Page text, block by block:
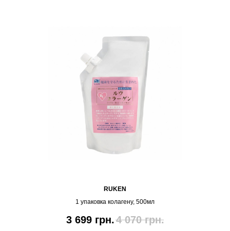
RUKEN
1 упаковка колагену, 500мл
3 699 грн.4 070 грн.